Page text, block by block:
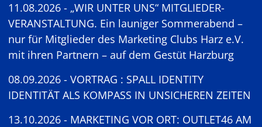
11.08.2026 - „WIR UNTER UNS“ MITGLIEDER-
VERANSTALTUNG. Ein launiger Sommerabend –
nur für Mitglieder des Marketing Clubs Harz e.V.
mit ihren Partnern – auf dem Gestüt Harzburg
08.09.2026 - VORTRAG : SPALL IDENTITY
IDENTITÄT ALS KOMPASS IN UNSICHEREN ZEITEN
13.10.2026 - MARKETING VOR ORT: OUTLET46 AM